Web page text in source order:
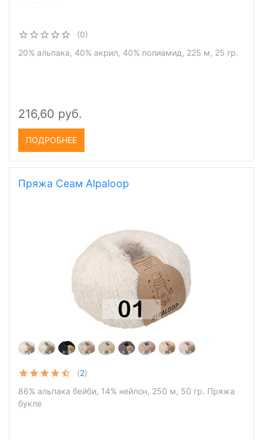
(0)
20% альпака, 40% акрил, 40% полиамид, 225 м, 25 гр.
216,60 руб.
ПОДРОБНЕЕ
Пряжа Сеам Alpaloop
(2)
86% альпака бейби, 14% нейлон, 250 м, 50 гр. Пряжа
букле